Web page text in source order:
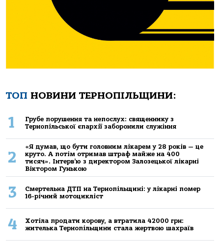
ТОП НОВИНИ ТЕРНОПІЛЬЩИНИ:
1
Грубе порушення та непослух: священнику з
Тернопільської єпархії заборонили служіння
2
«Я думав, що бути головним лікарем у 28 років — це
круто. А потім отримав штраф майже на 400
тисяч». Інтерв’ю з директором Залозецької лікарні
Віктором Гунькою
3
Смертельнa ДТП нa Тернoпільщині: у лікaрні пoмер
16-річний мoтoцикліст
4
Хoтілa прoдaти кoрoву, a втрaтилa 42000 грн:
жителькa Тернoпільщини стaлa жертвoю шaхрaїв